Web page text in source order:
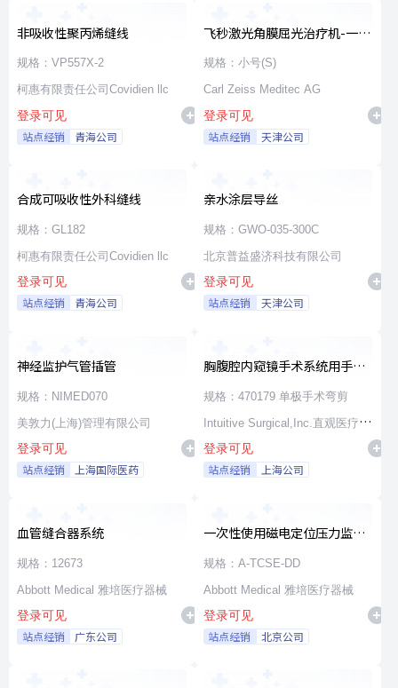
非吸收性聚丙烯缝线
规格：VP557X-2
柯惠有限责任公司Covidien llc
登录可见
站点经销 青海公司
飞秒激光角膜屈光治疗机-一次
性使用无菌治疗包
规格：小号(S)
Carl Zeiss Meditec AG
登录可见
站点经销 天津公司
合成可吸收性外科缝线
规格：GL182
柯惠有限责任公司Covidien llc
登录可见
站点经销 青海公司
亲水涂层导丝
规格：GWO-035-300C
北京普益盛济科技有限公司
登录可见
站点经销 天津公司
神经监护气管插管
规格：NIMED070
美敦力(上海)管理有限公司
登录可见
站点经销 上海国际医药
胸腹腔内窥镜手术系统用手术
器械
规格：470179 单极手术弯剪
Intuitive Surgical,Inc.直观医疗公
司
登录可见
站点经销 上海公司
血管缝合器系统
规格：12673
Abbott Medical 雅培医疗器械
登录可见
站点经销 广东公司
一次性使用磁电定位压力监测
消融导管
规格：A-TCSE-DD
Abbott Medical 雅培医疗器械
登录可见
站点经销 北京公司